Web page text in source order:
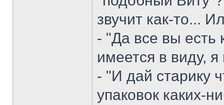
звучит как-то...
- "Да все вы есть
имеется в виду,
- "И дай старику
упаковок каких-